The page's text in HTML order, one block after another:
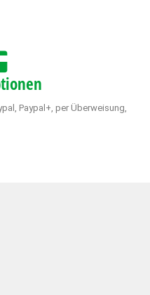
Paypal+, per Überweisung,